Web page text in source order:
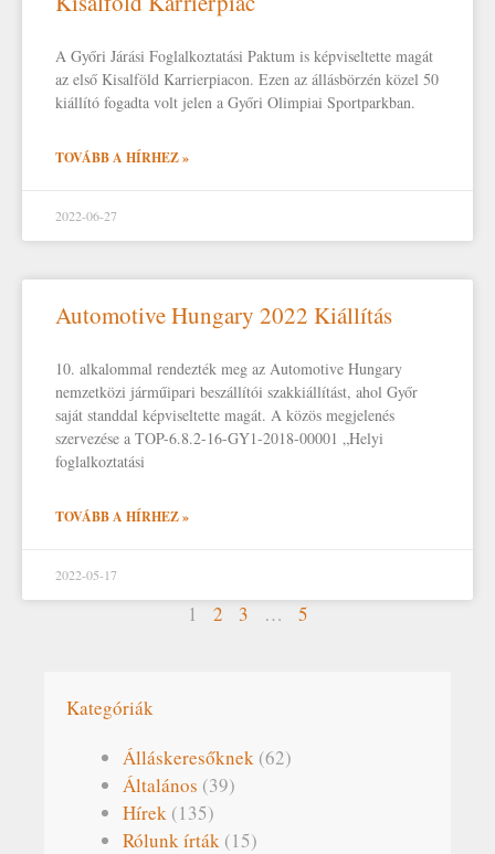
A Győri Járási Foglalkoztatási Paktum is képviseltette magát
az első Kisalföld Karrierpiacon. Ezen az állásbörzén közel 50
kiállító fogadta volt jelen a Győri Olimpiai Sportparkban.
TOVÁBB A HÍRHEZ »
2022-06-27
Automotive Hungary 2022 Kiállítás
10. alkalommal rendezték meg az Automotive Hungary
nemzetközi járműipari beszállítói szakkiállítást, ahol Győr
saját standdal képviseltette magát. A közös megjelenés
szervezése a TOP-6.8.2-16-GY1-2018-00001 „Helyi
foglalkoztatási
TOVÁBB A HÍRHEZ »
2022-05-17
1 2 3 … 5
Kategóriák
Álláskeresőknek (62)
Általános (39)
Hírek (135)
Rólunk írták (15)